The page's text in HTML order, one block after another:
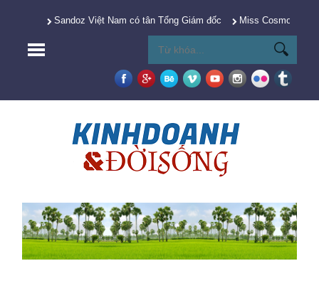
Sandoz Việt Nam có tân Tổng Giám đốc Miss Cosmo 2025